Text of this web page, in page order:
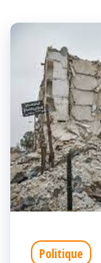
Politique